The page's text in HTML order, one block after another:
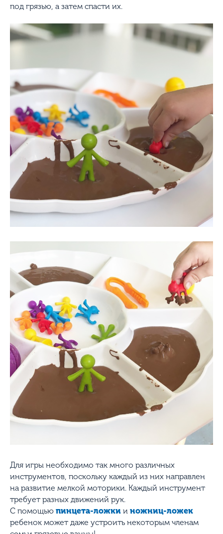
под грязью, а затем спасти их.
Для игры необходимо так много различных
инструментов, поскольку каждый из них направлен
на развитие мелкой моторики. Каждый инструмент
требует разных движений рук.
С помощью пинцета-ложки и ножниц-ложек
ребенок может даже устроить некоторым членам